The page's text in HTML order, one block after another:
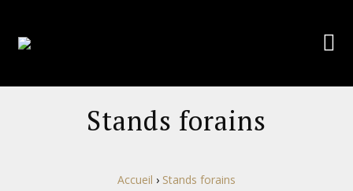
Stands forains
Accueil › Stands forains